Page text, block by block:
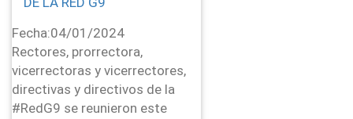
Fecha:04/01/2024
Rectores, prorrectora,
vicerrectoras y vicerrectores,
directivas y directivos de la
#RedG9 se reunieron este